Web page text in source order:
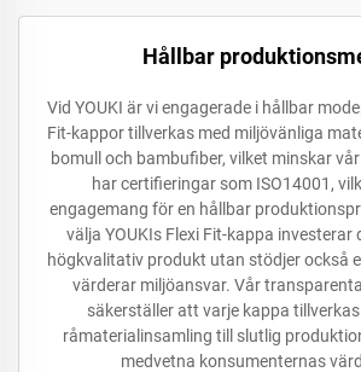
Hållbar
Vid YOUKI är vi engagerade i hållbar
Fit-kappor tillverkas med miljövänliga
bomull och bambufiber, vilket minskar
har certifieringar som ISO14001,
engagemang för en hållbar
välja YOUKIs Flexi Fit-kappa investerar
högkvalitativ produkt utan stödjer också
värderar miljöansvar. Vår
säkerställer att varje kappa
råmaterialinsamling till slutlig
medvetna konsumenternas